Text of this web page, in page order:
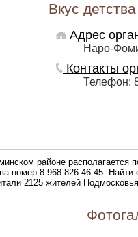
Вкус детства
Адрес
Наро-
Контакты
Телефон:
районе
номер 8-968-826-46-45.
2125 жителей